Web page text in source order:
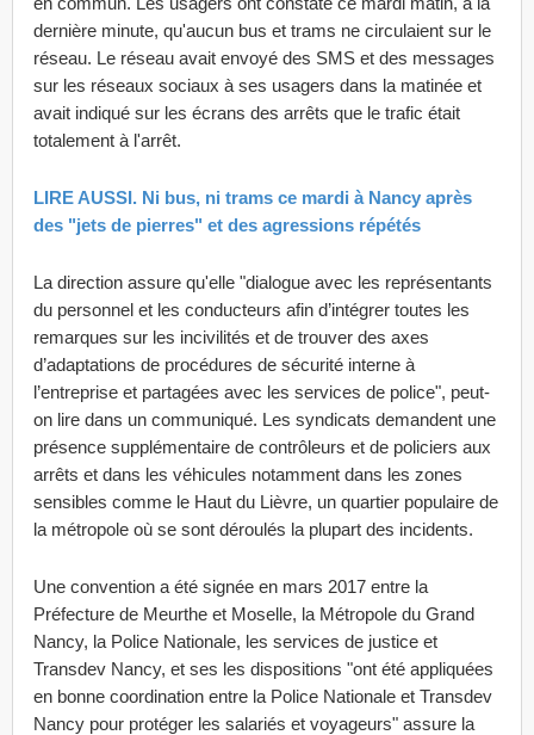
dernière minute, qu'aucun bus et trams ne circulaient sur le
réseau. Le réseau avait envoyé des SMS et des messages
sur les réseaux sociaux à ses usagers dans la matinée et
avait indiqué sur les écrans des arrêts que le trafic était
totalement à l'arrêt.
LIRE AUSSI. Ni bus, ni trams ce mardi à Nancy après
des "jets de pierres" et des agressions répétés
La direction assure qu'elle "dialogue avec les représentants
du personnel et les conducteurs afin d’intégrer toutes les
remarques sur les incivilités et de trouver des axes
d’adaptations de procédures de sécurité interne à
l’entreprise et partagées avec les services de police", peut-
on lire dans un communiqué. Les syndicats demandent une
présence supplémentaire de contrôleurs et de policiers aux
arrêts et dans les véhicules notamment dans les zones
sensibles comme le Haut du Lièvre, un quartier populaire de
la métropole où se sont déroulés la plupart des incidents.
Une convention a été signée en mars 2017 entre la
Préfecture de Meurthe et Moselle, la Métropole du Grand
Nancy, la Police Nationale, les services de justice et
Transdev Nancy, et ses les dispositions "ont été appliquées
en bonne coordination entre la Police Nationale et Transdev
Nancy pour protéger les salariés et voyageurs" assure la